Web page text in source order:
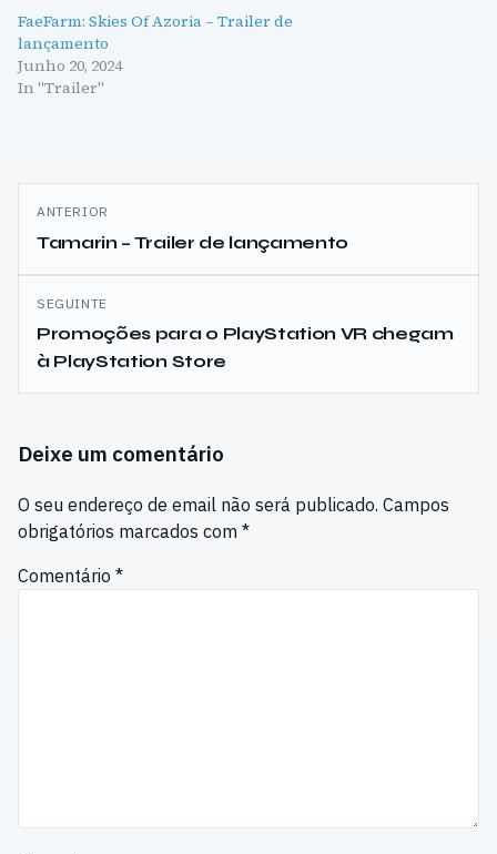
FaeFarm: Skies Of Azoria – Trailer de
lançamento
Junho 20, 2024
In "Trailer"
Navegação
de
artigos
ANTERIOR
Tamarin – Trailer de lançamento
SEGUINTE
Promoções para o PlayStation VR chegam
à PlayStation Store
Deixe um comentário
O seu endereço de email não será publicado. Campos
obrigatórios marcados com *
Comentário *